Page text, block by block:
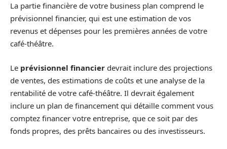
La partie financière de votre business plan comprend le
prévisionnel financier, qui est une estimation de vos
revenus et dépenses pour les premières années de votre
café-théâtre.
Le prévisionnel financier devrait inclure des projections
de ventes, des estimations de coûts et une analyse de la
rentabilité de votre café-théâtre. Il devrait également
inclure un plan de financement qui détaille comment vous
comptez financer votre entreprise, que ce soit par des
fonds propres, des prêts bancaires ou des investisseurs.